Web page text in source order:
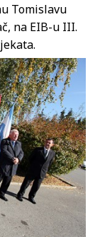
Tomislavu
na EIB-u III.